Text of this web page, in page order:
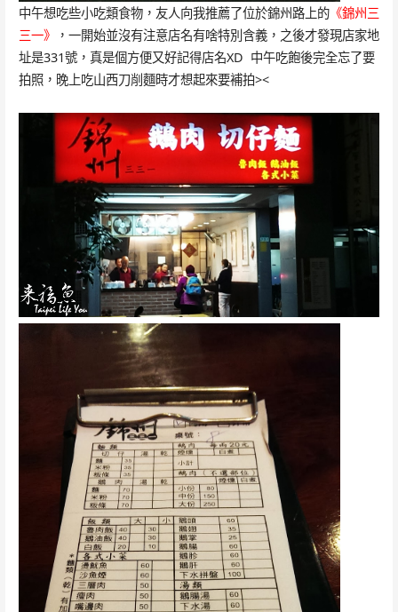
中午想吃些小吃類食物，友人向我推薦了位於錦州路上的《錦州三
三一》
，一開始並沒有注意店名有啥特別含義，之後才發現店家地
址是331號，真是個方便又好記得店名XD 中午吃飽後完全忘了要
拍照，晚上吃山西刀削麵時才想起來要補拍><